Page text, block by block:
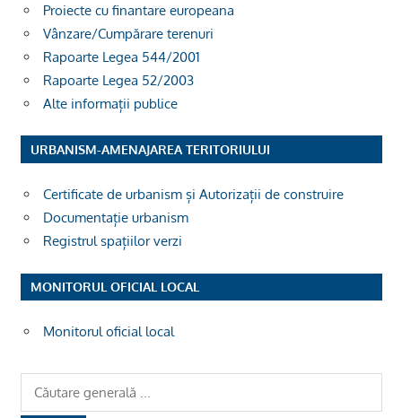
Proiecte cu finantare europeana
Vânzare/Cumpărare terenuri
Rapoarte Legea 544/2001
Rapoarte Legea 52/2003
Alte informații publice
URBANISM-AMENAJAREA TERITORIULUI
Certificate de urbanism și Autorizații de construire
Documentație urbanism
Registrul spațiilor verzi
MONITORUL OFICIAL LOCAL
Monitorul oficial local